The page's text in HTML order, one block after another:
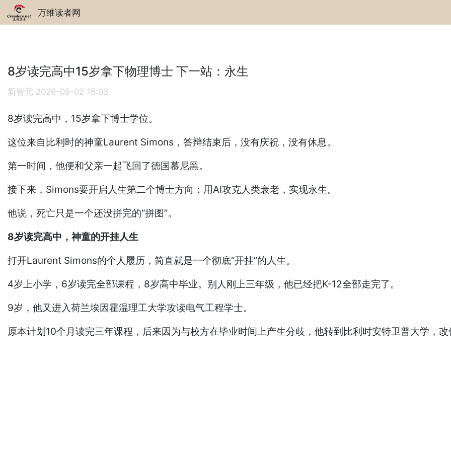
万维读者网
8岁读完高中15岁拿下物理博士 下一站：永生
新智元 2026-05-02 16:03
8岁读完高中，15岁拿下博士学位。
这位来自比利时的神童Laurent Simons，答辩结束后，没有庆祝，没有休息。
第一时间，他便和父亲一起飞回了德国慕尼黑。
接下来，Simons要开启人生第二个博士方向：用AI攻克人类衰老，实现永生。
他说，死亡只是一个还没拼完的“拼图”。
8岁读完高中，神童的开挂人生
打开Laurent Simons的个人履历，简直就是一个彻底“开挂”的人生。
4岁上小学，6岁读完全部课程，8岁高中毕业。别人刚上三年级，他已经把K-12全部走完了。
9岁，他又进入荷兰埃因霍温理工大学攻读电气工程学士。
原本计划10个月读完三年课程，后来因为与校方在毕业时间上产生分歧，他转到比利时安特卫普大学，改